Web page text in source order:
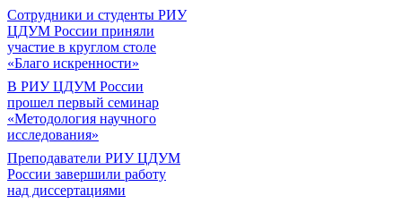
Сотрудники и студенты РИУ
ЦДУМ России приняли
участие в круглом столе
«Благо искренности»
В РИУ ЦДУМ России
прошел первый семинар
«Методология научного
исследования»
Преподаватели РИУ ЦДУМ
России завершили работу
над диссертациями